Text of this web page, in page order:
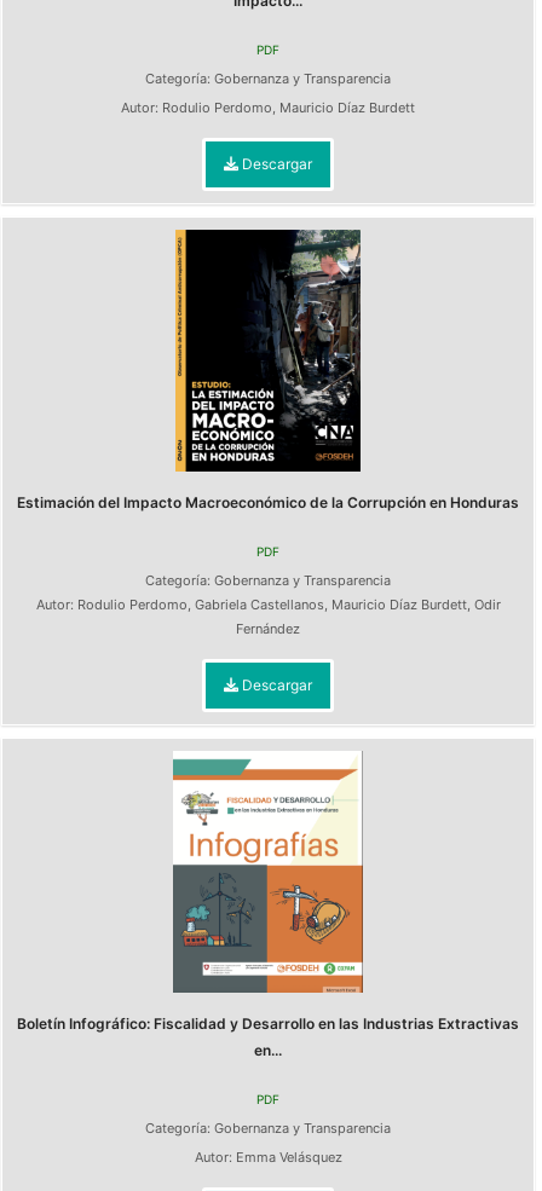
PDF
Categoría: Gobernanza y Transparencia
Autor: Rodulio Perdomo, Mauricio Díaz Burdett
Descargar
Estimación del Impacto Macroeconómico de la Corrupción en Honduras
PDF
Categoría: Gobernanza y Transparencia
Autor: Rodulio Perdomo, Gabriela Castellanos, Mauricio Díaz Burdett, Odir
Fernández
Descargar
Boletín Infográfico: Fiscalidad y Desarrollo en las Industrias Extractivas
en...
PDF
Categoría: Gobernanza y Transparencia
Autor: Emma Velásquez